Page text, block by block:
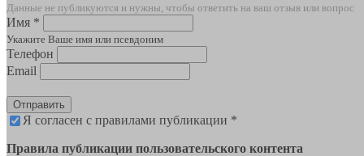
Данные не публикуются и нужны, чтобы ответить на ваш отзыв или вопрос
Имя *
Укажите Ваше имя или псевдоним
Телефон
Email
Отправить
Я согласен с правилами публикации *
Правила публикации пользовательского контента